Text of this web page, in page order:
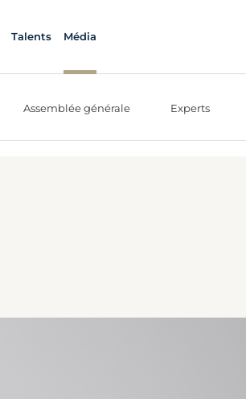
Talents Média
Assemblée générale Experts